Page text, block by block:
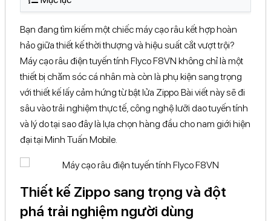
134 Lê Hồng Phong, Phường ...Lâm Đồng Xem bản đồ
114B Ba Tháng Hai, Phường ...Lâm Đồng Xem bản đồ
Thôn 4, Xã Đạ Tẻh ...Lâm Đồng
Pin Lithium-ion (Sạc nhanh 1 giờ qua cổng USB Type-C,
dùng liên tục 90 phút, đáp ứng nhu cầu lên đến 90 ngày)
Thiết kế & trọng lượng
Kích thước 79.5 x 68.5 x 30.5 mm
Trọng lượng 170.6 g
Xuất xứ
thương hiệu
Trung Quốc
Thương hiệu
Bạn đang tìm kiếm một chiếc máy cạo râu kết hợp hoàn
hảo giữa thiết kế thời thượng và hiệu suất cắt vượt trội?
Máy cạo râu điện tuyến tính Flyco F8VN không chỉ là một
thiết bị chăm sóc cá nhân mà còn là phụ kiện sang trọng
với thiết kế lấy cảm hứng từ bật lửa Zippo. Bài viết này sẽ đi
sâu vào trải nghiệm thực tế, công nghệ lưỡi dao tuyến tính
và lý do tại sao đây là lựa chọn hàng đầu cho nam giới hiện
đại tại Minh Tuấn Mobile.
Thiết kế Zippo sang trọng và đột
phá trải nghiệm người dùng